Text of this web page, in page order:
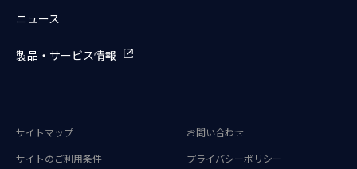
ニュース
製品・サービス情報
サイトマップ
お問い合わせ
サイトのご利用条件
プライバシーポリシー